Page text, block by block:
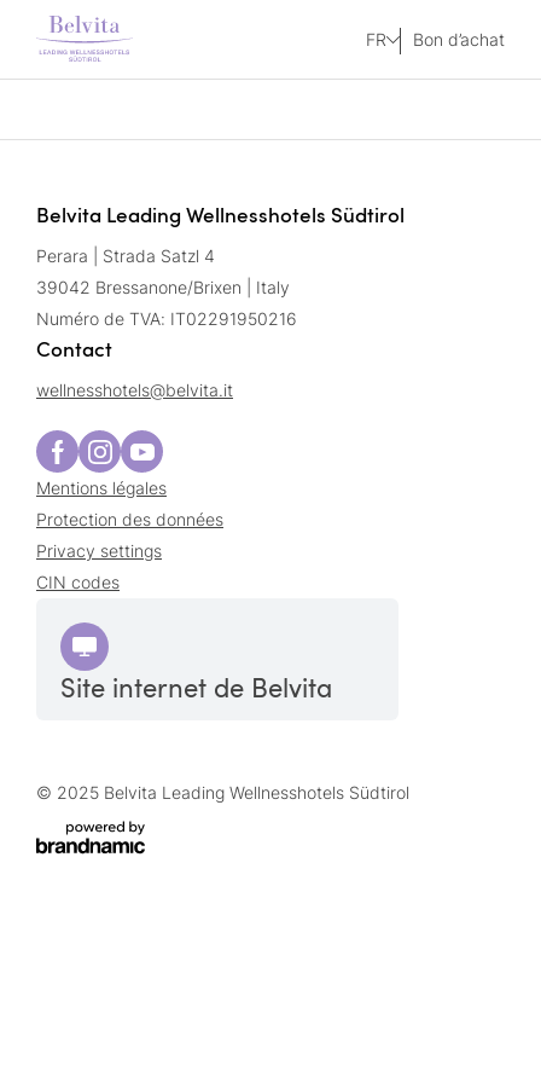
FR Bon d’achat
Belvita Leading Wellnesshotels Südtirol
Perara | Strada Satzl 4
39042 Bressanone/Brixen | Italy
Numéro de TVA: IT02291950216
Contact
wellnesshotels@belvita.it
Mentions légales
Protection des données
Privacy settings
CIN codes
Site internet de Belvita
© 2025 Belvita Leading Wellnesshotels Südtirol